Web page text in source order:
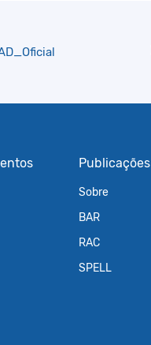
Publicações
Sobre
BAR
RAC
SPELL